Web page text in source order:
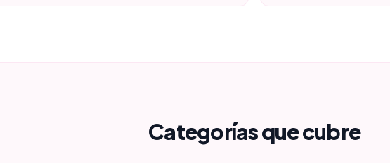
Categorías que cubre